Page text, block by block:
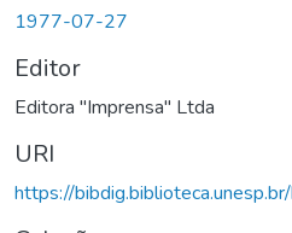
1977-07-27
Editor
Editora "Imprensa" Ltda
URI
https://